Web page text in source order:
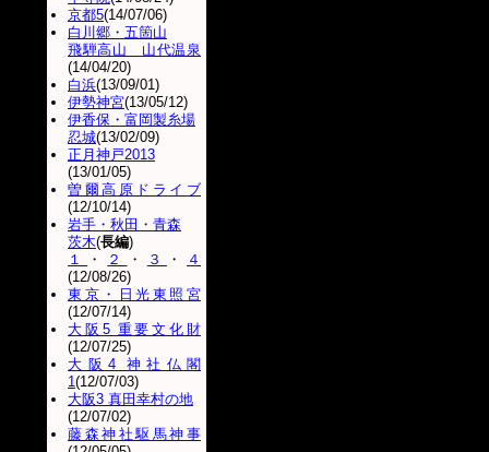
京都5(14/07/06)
白川郷・五箇山
飛騨高山 山代温泉
(14/04/20)
白浜(13/09/01)
伊勢神宮(13/05/12)
伊香保・富岡製糸場
忍城(13/02/09)
正月神戸2013
(13/01/05)
曽爾高原ドライブ
(12/10/14)
岩手・秋田・青森
茨木(長編)
１
・ ２ ・ ３ ・
４
(12/08/26)
東京・日光東照宮
(12/07/14)
大阪5 重要文化財
(12/07/25)
大阪4 神社仏閣
1(12/07/03)
大阪3 真田幸村の地
(12/07/02)
藤森神社駆馬神事